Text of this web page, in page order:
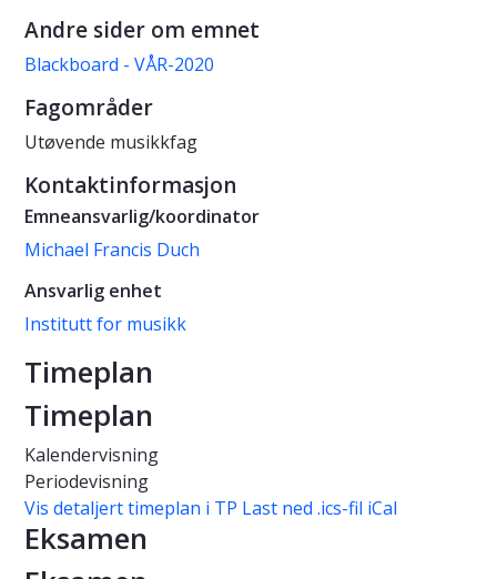
Andre sider om emnet
Blackboard - VÅR-2020
Fagområder
Utøvende musikkfag
Kontaktinformasjon
Emneansvarlig/koordinator
Michael Francis Duch
Ansvarlig enhet
Institutt for musikk
Timeplan
Timeplan
Kalendervisning
Periodevisning
Vis detaljert timeplan i TP Last ned .ics-fil iCal
Eksamen